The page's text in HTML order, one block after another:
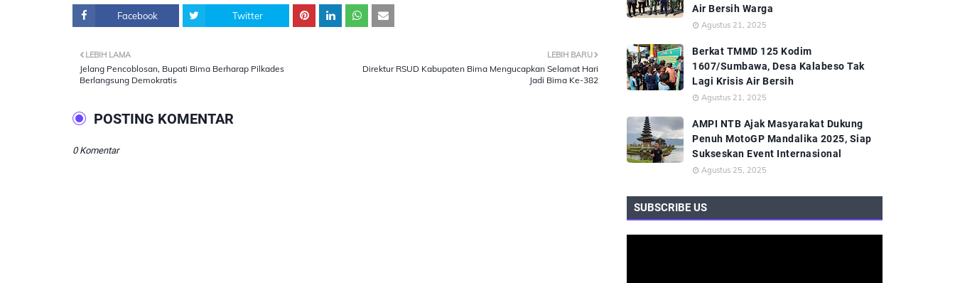
Facebook Twitter
LEBIH BARU
Direktur RSUD Kabupaten Bima Mengucapkan Selamat Hari
Jadi Bima Ke-382
LEBIH LAMA
Jelang Pencoblosan, Bupati Bima Berharap Pilkades
Berlangsung Demokratis
POSTING KOMENTAR
0 Komentar
Air Bersih Warga
Agustus 21, 2025
Berkat TMMD 125 Kodim
1607/Sumbawa, Desa Kalabeso Tak
Lagi Krisis Air Bersih
Agustus 21, 2025
AMPI NTB Ajak Masyarakat Dukung
Penuh MotoGP Mandalika 2025, Siap
Sukseskan Event Internasional
Agustus 25, 2025
SUBSCRIBE US